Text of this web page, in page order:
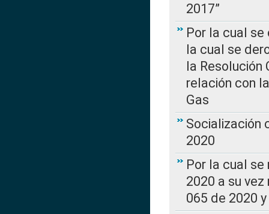
2017”
Por la cual
la cual se
la Resolución
relación con
Gas
Socialización
2020
Por la cual se
2020 a su
065 de 2020